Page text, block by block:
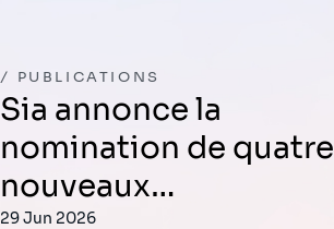
PUBLICATIONS
Sia annonce la
nomination de quatre
nouveaux…
29 Jun 2026